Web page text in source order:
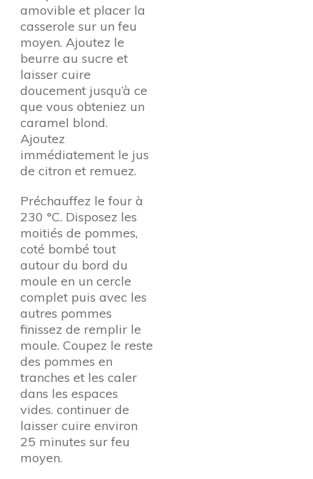
amovible et placer la
casserole sur un feu
moyen. Ajoutez le
beurre au sucre et
laisser cuire
doucement jusqu’à ce
que vous obteniez un
caramel blond.
Ajoutez
immédiatement le jus
de citron et remuez.
Préchauffez le four à
230 °C. Disposez les
moitiés de pommes,
coté bombé tout
autour du bord du
moule en un cercle
complet puis avec les
autres pommes
finissez de remplir le
moule. Coupez le reste
des pommes en
tranches et les caler
dans les espaces
vides. continuer de
laisser cuire environ
25 minutes sur feu
moyen.